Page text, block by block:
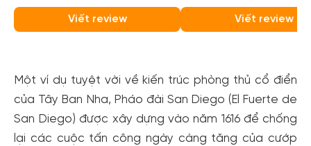
Viết review Viết review
Một ví dụ tuyệt vời về kiến ​​trúc phòng thủ cổ điển
của Tây Ban Nha, Pháo đài San Diego (El Fuerte de
San Diego) được xây dựng vào năm 1616 để chống
lại các cuộc tấn công ngày càng tăng của cướp